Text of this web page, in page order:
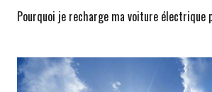
Pourquoi je recharge ma voiture électrique